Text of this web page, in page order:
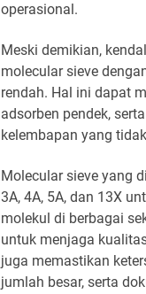
operasional.
Meski demikian,
molecular sieve
rendah. Hal ini dapat
adsorben pendek,
kelembapan yang
Molecular sieve yang
3A, 4A, 5A, dan 13X
molekul di berbagai
untuk menjaga
juga memastikan
jumlah besar, serta